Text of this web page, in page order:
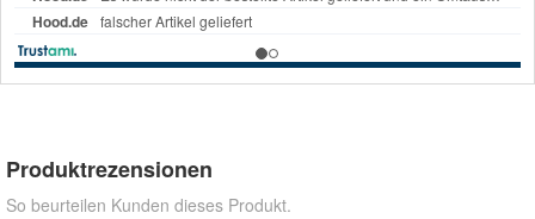
Produktrezensionen
So beurteilen Kunden dieses Produkt.